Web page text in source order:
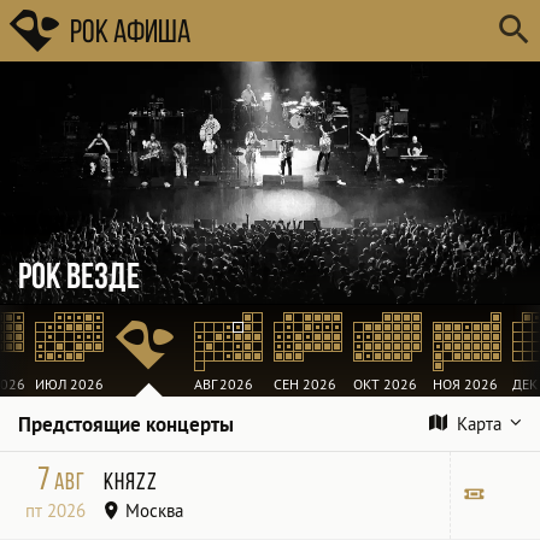
Рок Афиша
Рок везде
ИЮЛ 2026 АВГ 2026 СЕН 2026 ОКТ 2026 НОЯ 2026
Предстоящие концерты Карта
7авг
пт 2026
КняZz
Москва